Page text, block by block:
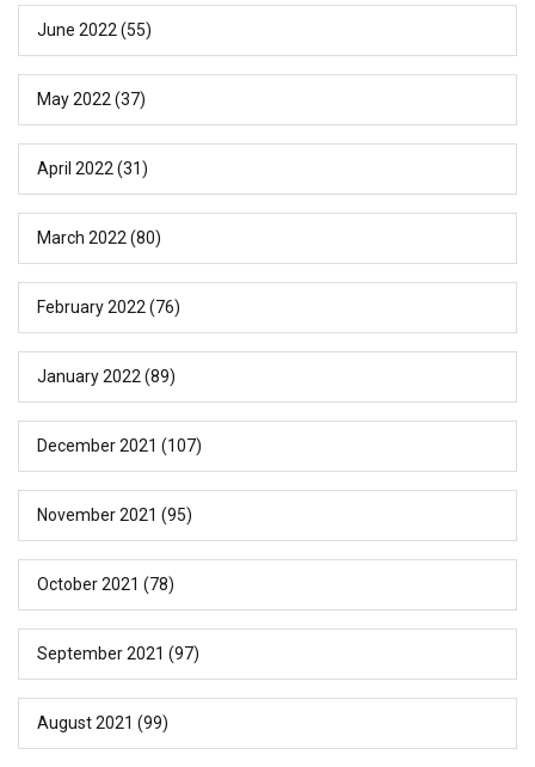
June 2022 (55)
May 2022 (37)
April 2022 (31)
March 2022 (80)
February 2022 (76)
January 2022 (89)
December 2021 (107)
November 2021 (95)
October 2021 (78)
September 2021 (97)
August 2021 (99)